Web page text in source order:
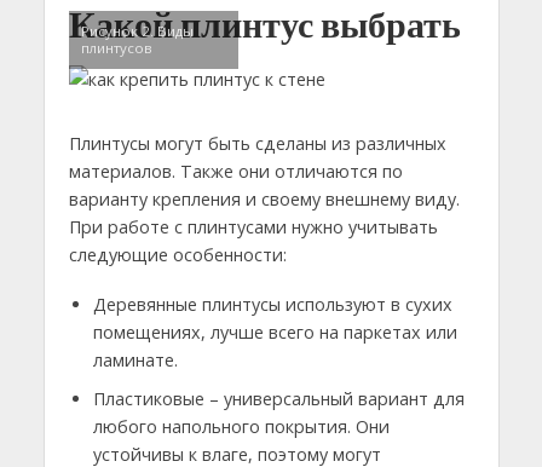
Какой плинтус выбрать
Рисунок 2. Виды
плинтусов
Плинтусы могут быть сделаны из различных
материалов. Также они отличаются по
варианту крепления и своему внешнему виду.
При работе с плинтусами нужно учитывать
следующие особенности:
Деревянные плинтусы используют в сухих
помещениях, лучше всего на паркетах или
ламинате.
Пластиковые – универсальный вариант для
любого напольного покрытия. Они
устойчивы к влаге, поэтому могут